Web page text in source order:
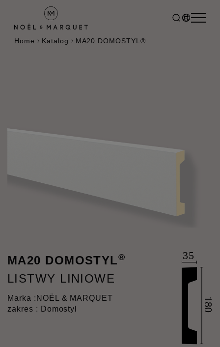
Home Katalog MA20 DOMOSTYL®
MA20 DOMOSTYL®
LISTWY LINIOWE
Marka : NOËL & MARQUET
zakres : Domostyl